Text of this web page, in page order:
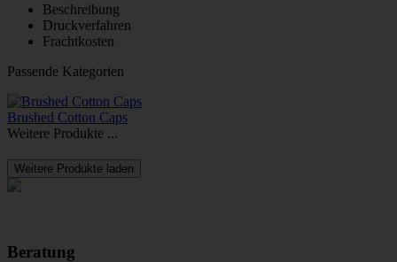
Beschreibung
Druckverfahren
Frachtkosten
Passende Kategorien
Brushed Cotton Caps
Weitere Produkte ...
Weitere Produkte laden
Beratung